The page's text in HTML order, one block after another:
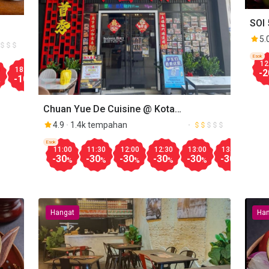
18:30
-10
19:00
-10%
20:00
-10%
12:00
Aug.09
12:30
-10 %
13:00
-10%
13:30
-20
18:00
-20
Chuan Yue De Cuisine @ Kota
Damansara
4.9 1.4k tempahan
11:00
-30%
Esok
11:30
-30%
12:00
-30%
12:30
-30%
13:00
-30%
13:30
-30
SOI
-
Esok
Hangat